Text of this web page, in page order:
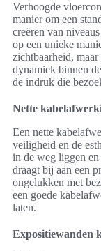
Verhoogde
manier om een
creëren van
op een unieke
zichtbaarheid,
dynamiek binnen
de indruk die
Nette
Een nette
veiligheid en de
in de weg liggen
draagt bij aan een
ongelukken met
een goede
laten.
Expositiewanden